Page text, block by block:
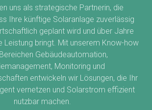
uns als strategische Partnerin, die
Ihre künftige Solaranlage zuverlässig
geplant wird und über Jahre
Leistung bringt. Mit unserem Know-how
Gebäudeautomation,
Monitoring und
entwickeln wir Lösungen, die Ihr
vernetzen und Solarstrom effizient
nutzbar machen.